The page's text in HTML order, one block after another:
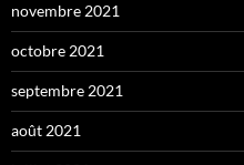
novembre 2021
octobre 2021
septembre 2021
août 2021